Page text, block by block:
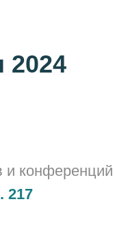
2024
217